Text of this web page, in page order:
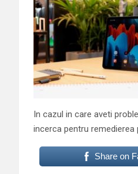
In cazul in care aveti
incerca pentru remedierea
Share on